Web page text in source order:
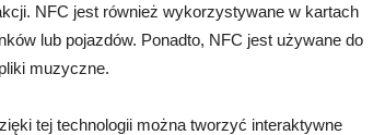
NFC jest również wykorzystywane w kartach
lub pojazdów. Ponadto, NFC jest używane do
muzyczne.
tej technologii można tworzyć interaktywne